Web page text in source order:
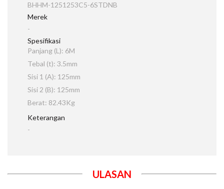
BHHM-1251253C5-6STDNB
Merek
-
Spesifikasi
Panjang (L): 6M
Tebal (t): 3.5mm
Sisi 1 (A): 125mm
Sisi 2 (B): 125mm
Berat: 82.43Kg
Keterangan
-
ULASAN